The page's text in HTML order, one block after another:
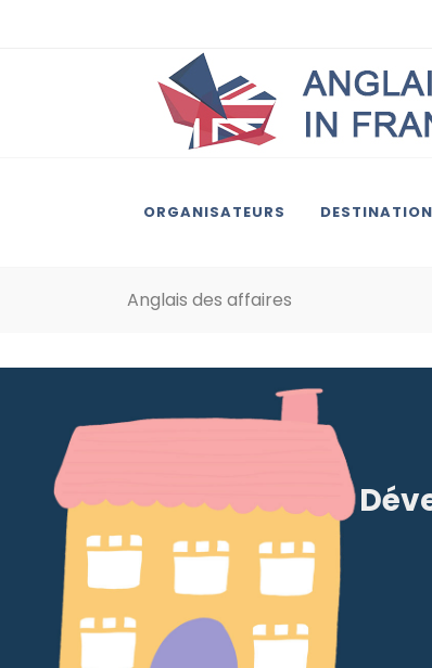
ORGANISATEURS
Anglais des affaires